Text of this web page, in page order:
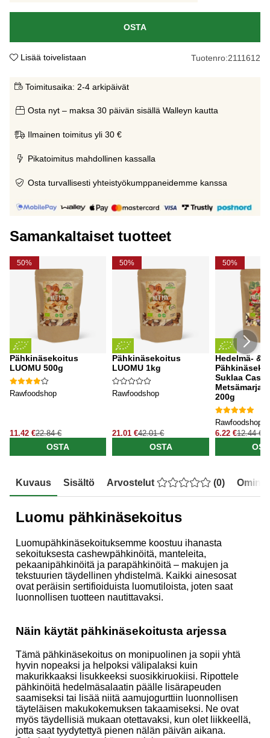
OSTA
Lisää toivelistaan Tuotenro:2111612
Toimitusaika: 2-4 arkipäivät
Osta nyt – maksa 30 päivän sisällä Walleyn kautta
Ilmainen toimitus yli 30 €
Pikatoimitus mahdollinen kassalla
Osta turvallisesti yhteistyökumppaneidemme kanssa
Samankaltaiset tuotteet
50%
Pähkinäsekoitus
LUOMU 500g
Rawfoodshop
11.42 €22.84 €
OSTA
50%
Pähkinäsekoitus
LUOMU 1kg
Rawfoodshop
21.01 €42.01 €
OSTA
50%
Hedelmä- &
Suklaa
Metsämarjat
200g
Rawfoodshop
6.22 €12.44 €
Kuvaus Sisältö Arvostelut (0)
Luomu pähkinäsekoitus
Luomupähkinäsekoituksemme koostuu ihanasta
sekoituksesta cashewpähkinöitä, manteleita,
pekaanipähkinöitä ja parapähkinöitä – makujen ja
tekstuurien täydellinen yhdistelmä. Kaikki ainesosat
ovat peräisin sertifioiduista luomutiloista, joten saat
luonnollisen tuotteen nautittavaksi.
Näin käytät pähkinäsekoitusta arjessa
Tämä pähkinäsekoitus on monipuolinen ja sopii yhtä
hyvin nopeaksi ja helpoksi välipalaksi kuin
makurikkaaksi lisukkeeksi suosikkiruokiisi. Ripottele
pähkinöitä hedelmäsalaatin päälle lisärapeuden
saamiseksi tai lisää niitä aamujogurttiin luonnollisen
täyteläisen makukokemuksen takaamiseksi. Ne ovat
myös täydellisiä mukaan otettavaksi, kun olet liikkeellä,
jotta saat tyydytettyä pienen nälän päivän aikana.